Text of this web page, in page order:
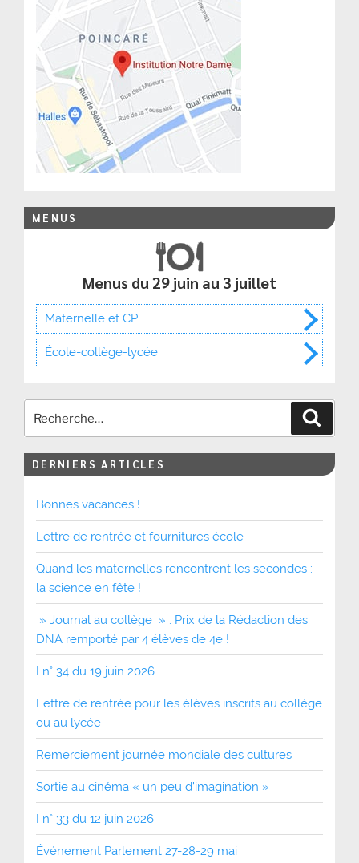
MENUS
Menus du 29 juin au 3 juillet
Maternelle et CP
École-collège-lycée
DERNIERS ARTICLES
Bonnes vacances !
Lettre de rentrée et fournitures école
Quand les maternelles rencontrent les secondes :
la science en fête !
» Journal au collège » : Prix de la Rédaction des
DNA remporté par 4 élèves de 4e !
I n° 34 du 19 juin 2026
Lettre de rentrée pour les élèves inscrits au collège
ou au lycée
Remerciement journée mondiale des cultures
Sortie au cinéma « un peu d’imagination »
I n° 33 du 12 juin 2026
Événement Parlement 27-28-29 mai